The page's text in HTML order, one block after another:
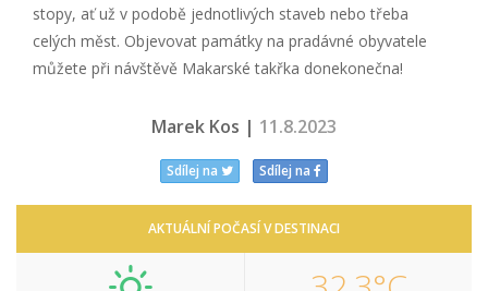
stopy, ať už v podobě jednotlivých staveb nebo třeba
celých měst. Objevovat památky na pradávné obyvatele
můžete při návštěvě Makarské takřka donekonečna!
Marek Kos | 11.8.2023
Sdílej na Sdílej na
AKTUÁLNÍ POČASÍ V DESTINACI